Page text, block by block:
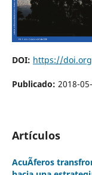
DOI: https://
Publicado: 2018-
Artículos
AcuÃ­feros